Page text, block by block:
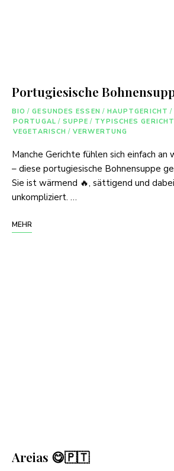
Portugiesische
BIO / GESUNDES ESSEN / HAUPTGERICHT /
PORTUGAL / SUPPE / TYPISCHES GERICHT
VEGETARISCH / VERWERTUNG
Manche Gerichte fühlen sich einfach an
– diese portugiesische Bohnensuppe
Sie ist wärmend 🔥, sättigend und
unkompliziert. …
MEHR
Areias 😋🇵🇹